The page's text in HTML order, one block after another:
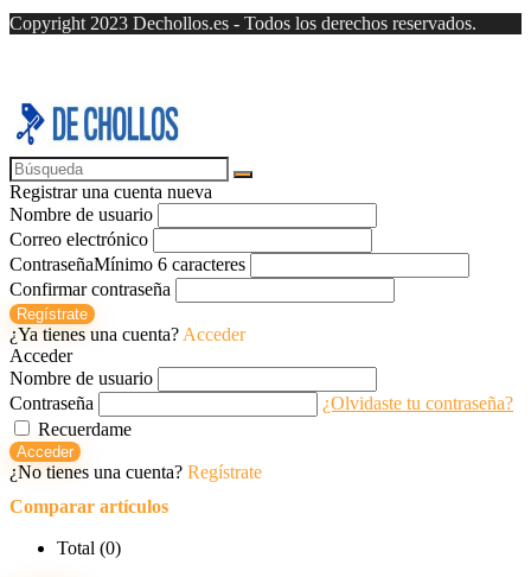
Copyright 2023 Dechollos.es - Todos los derechos reservados.
Registrar una cuenta nueva
Nombre de usuario
Correo electrónico
ContraseñaMínimo 6 caracteres
Confirmar contraseña
Regístrate
¿Ya tienes una cuenta? Acceder
Acceder
Nombre de usuario
Contraseña
¿Olvidaste tu contraseña?
Recuerdame
Acceder
¿No tienes una cuenta? Regístrate
Comparar artículos
Total (0)